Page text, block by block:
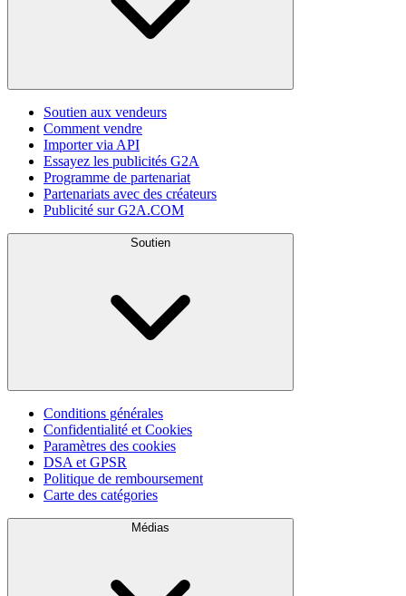
Soutien aux vendeurs
Comment vendre
Importer via API
Essayez les publicités G2A
Programme de partenariat
Partenariats avec des créateurs
Publicité sur G2A.COM
Soutien
Conditions générales
Confidentialité et Cookies
Paramètres des cookies
DSA et GPSR
Politique de remboursement
Carte des catégories
Médias